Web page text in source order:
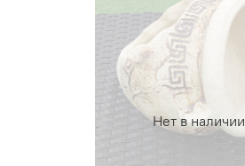
Нет в наличии